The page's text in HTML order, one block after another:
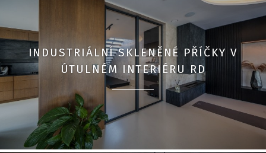
INDUSTRIÁLNÍ SKLENĚNÉ PŘÍČKY V
ÚTULNÉM INTERIÉRU RD